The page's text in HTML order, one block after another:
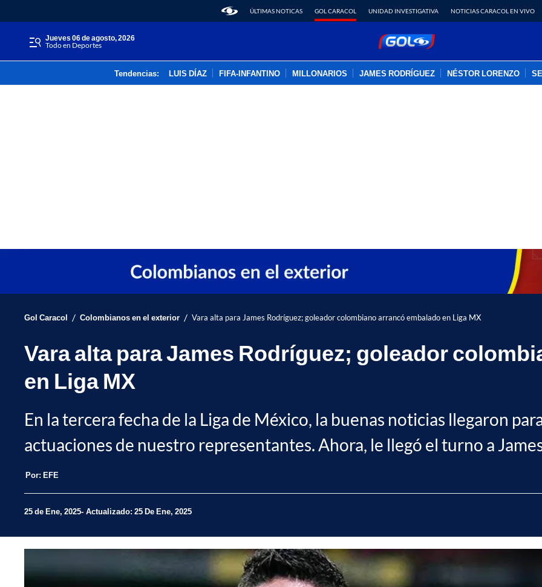
ÚLTIMAS NOTICAS GOL CARACOL UNIDAD INVESTIGATIVA NOTICIAS CARACOL EN VIVO
jueves 06 de agosto, 2026
Todo en Deportes
Tendencias: LUIS DÍAZ FIFA-INFANTINO MILLONARIOS JAMES RODRÍGUEZ NÉSTOR LORENZO
Gol Caracol / Colombianos en el exterior / Vara alta para James Rodríguez; goleador colombiano arrancó embalado en Liga MX
Vara alta para James Rodríguez; goleador
en Liga MX
En la tercera fecha de la Liga de México, la buenas noticias llegaron
actuaciones de nuestro representantes. Ahora, le llegó el turno a
Por: EFE
25 de Ene, 2025 Actualizado: 25 De Ene, 2025